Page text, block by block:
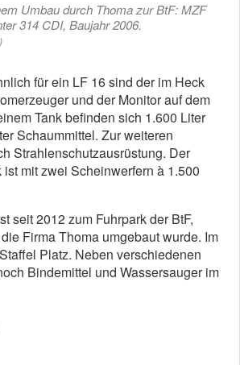
Umbau durch Thoma zur BtF: MZF
314 CDI, Baujahr 2006.
für ein LF 16 sind der im Heck
und der Monitor auf dem
Tank befinden sich 1.600 Liter
Schaummittel. Zur weiteren
Strahlenschutzausrüstung. Der
mit zwei Scheinwerfern à 1.500
seit 2012 zum Fuhrpark der BtF,
Firma Thoma umgebaut wurde. Im
Platz. Neben verschiedenen
Bindemittel und Wassersauger im